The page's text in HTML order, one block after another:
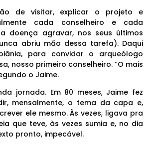
de visitar, explicar o projeto e
cada conselheiro e cada
doença agravar, nos seus últimos
abriu mão dessa tarefa). Daqui
para convidar o arqueólogo
nosso primeiro conselheiro. “O mais
o Jaime.
jornada. Em 80 meses, Jaime fez
mensalmente, o tema da capa e,
ele mesmo. Às vezes, ligava pra
que teve, às vezes sumia e, no dia
pronto, impecável.